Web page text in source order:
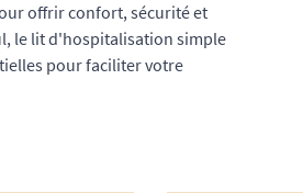
offrir confort, sécurité et
le lit d'hospitalisation simple
pour faciliter votre